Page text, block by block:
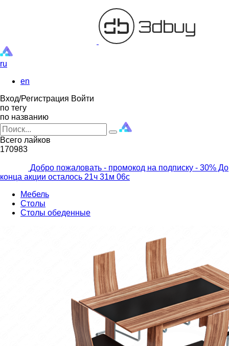
ru
en
Вход/Регистрация Войти
по тегу
по названию
Всего лайков
170983
Добро пожаловать - промокод на подписку - 30% До
конца акции осталось 21ч 31м 04с
Мебель
Столы
Столы обеденные